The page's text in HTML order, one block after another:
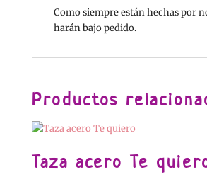
Como siempre están hechas por
harán bajo pedido.
Productos
Taza acero Te